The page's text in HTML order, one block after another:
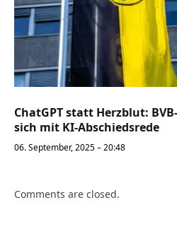
ChatGPT statt Herzblut:
sich mit KI-Abschiedsrede
06. September, 2025 – 20:48
Comments are closed.